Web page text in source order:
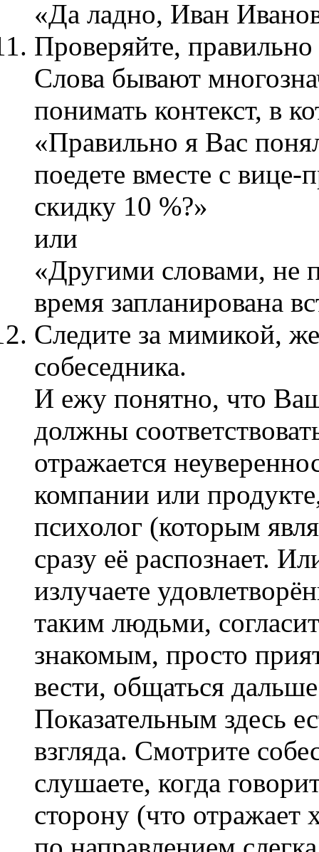
«Да ладно, Иван
Проверяйте,
Слова бывают
понимать контекст, в
«Правильно я Вас
поедете вместе с
скидку 10 %?»
или
«Другими словами, не
время запланирована
Следите за мимикой,
собеседника.
И ежу понятно, что
должны
отражается
компании или
психолог (которым
сразу её распознает.
излучаете
таким людьми,
знакомым, просто
вести, общаться
Показательным здесь
взгляда. Смотрите
слушаете, когда
сторону (что